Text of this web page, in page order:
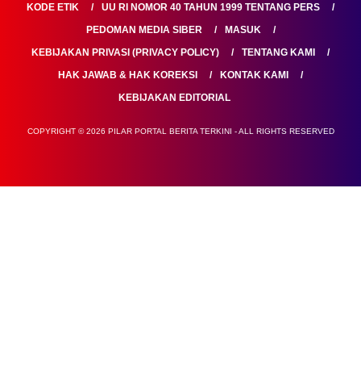
KODE ETIK
UU RI NOMOR 40 TAHUN 1999 TENTANG PERS
PEDOMAN MEDIA SIBER
MASUK
KEBIJAKAN PRIVASI (PRIVACY POLICY)
TENTANG KAMI
HAK JAWAB & HAK KOREKSI
KONTAK KAMI
KEBIJAKAN EDITORIAL
COPYRIGHT © 2026 PILAR PORTAL BERITA TERKINI - ALL RIGHTS RESERVED